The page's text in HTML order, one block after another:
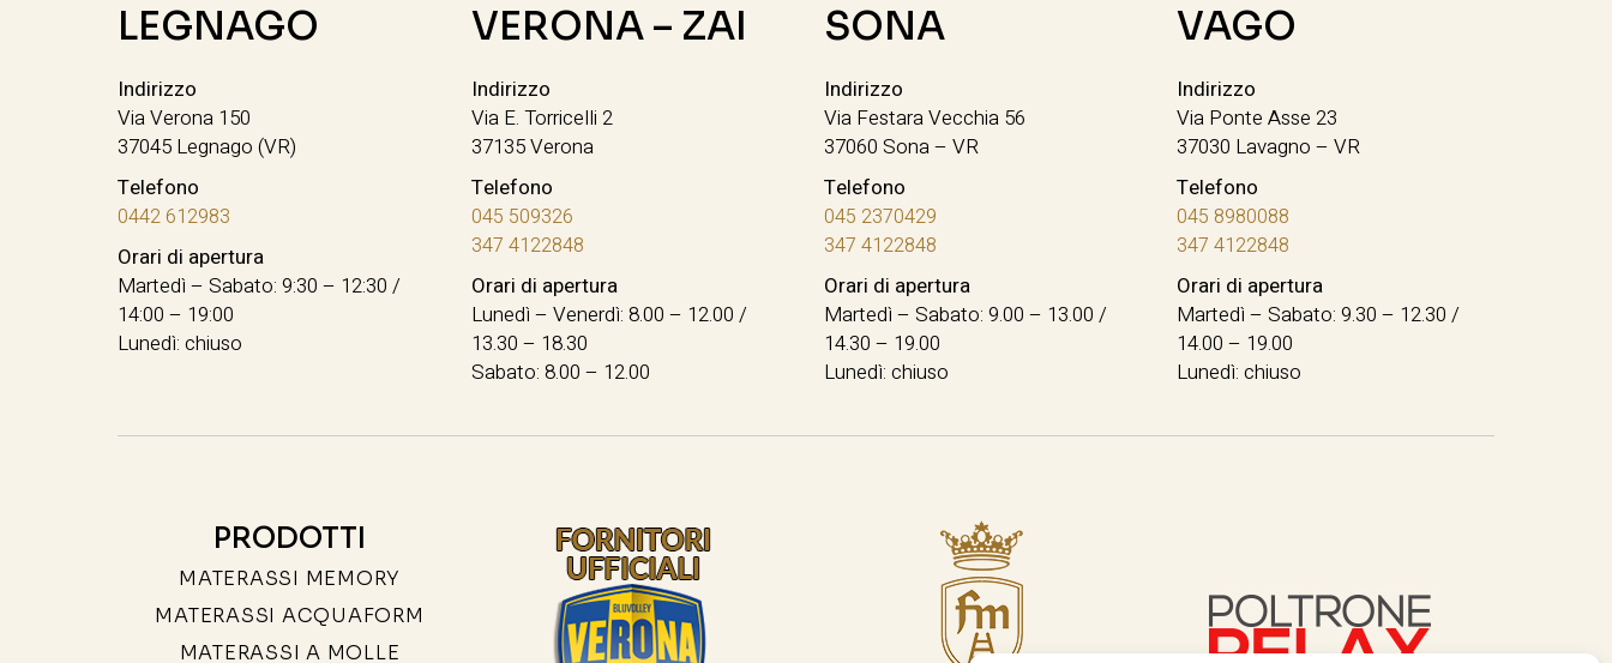
LEGNAGO
Indirizzo
Via Verona 150
37045 Legnago (VR)
Telefono
0442 612983
Orari di apertura
Martedì – Sabato: 9:30 – 12:30 /
14:00 – 19:00
Lunedì: chiuso
VERONA – ZAI
Indirizzo
Via E. Torricelli 2
37135 Verona
Telefono
045 509326
347 4122848
Orari di apertura
Lunedì – Venerdì: 8.00 – 12.00 /
13.30 – 18.30
Sabato: 8.00 – 12.00
SONA
Indirizzo
Via Festara Vecchia 56
37060 Sona – VR
Telefono
045 2370429
347 4122848
Orari di apertura
Martedì – Sabato: 9.00 – 13.00 /
14.30 – 19.00
Lunedì: chiuso
VAGO
Indirizzo
Via Ponte Asse 23
37030 Lavagno – VR
Telefono
045 8980088
347 4122848
Orari di apertura
Martedì – Sabato: 9.30 – 12.30 /
14.00 – 19.00
Lunedì: chiuso
PRODOTTI
MATERASSI MEMORY
MATERASSI ACQUAFORM
MATERASSI A MOLLE